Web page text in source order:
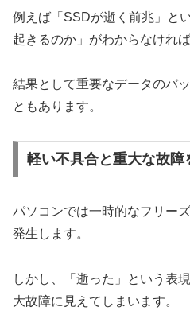
例えば「SSDが逝く前兆」と
起きるのか」がわからなけれ
結果として重要なデータのバ
ともあります。
軽い不具合と重大な故障
パソコンでは一時的なフリー
発生します。
しかし、「逝った」という表
大故障に見えてしまいます。